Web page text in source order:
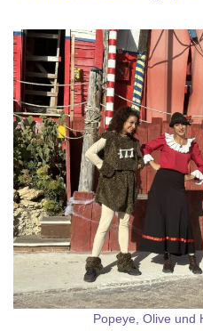
Popeye, Olive und